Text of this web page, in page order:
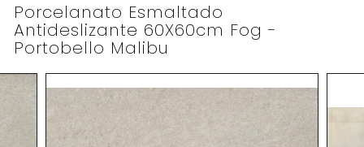
Porcelanato Esmaltado
Antideslizante 60X60cm Fog -
Portobello Malibu